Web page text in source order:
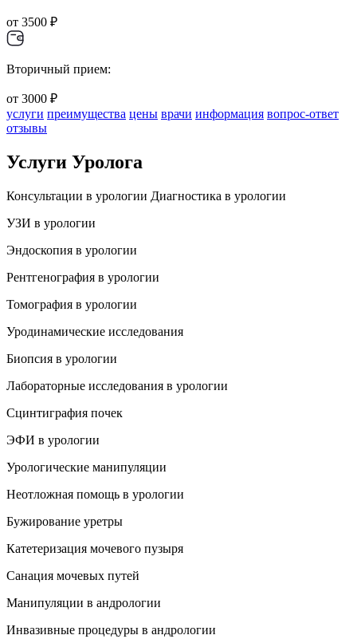
от 3500 ₽
Вторичный прием:
от 3000 ₽
услуги преимущества цены врачи информация вопрос-ответ
отзывы
Услуги Уролога
Консультации в урологии Диагностика в урологии
УЗИ в урологии
Эндоскопия в урологии
Рентгенография в урологии
Томография в урологии
Уродинамические исследования
Биопсия в урологии
Лабораторные исследования в урологии
Сцинтиграфия почек
ЭФИ в урологии
Урологические манипуляции
Неотложная помощь в урологии
Бужирование уретры
Катетеризация мочевого пузыря
Санация мочевых путей
Манипуляции в андрологии
Инвазивные процедуры в андрологии